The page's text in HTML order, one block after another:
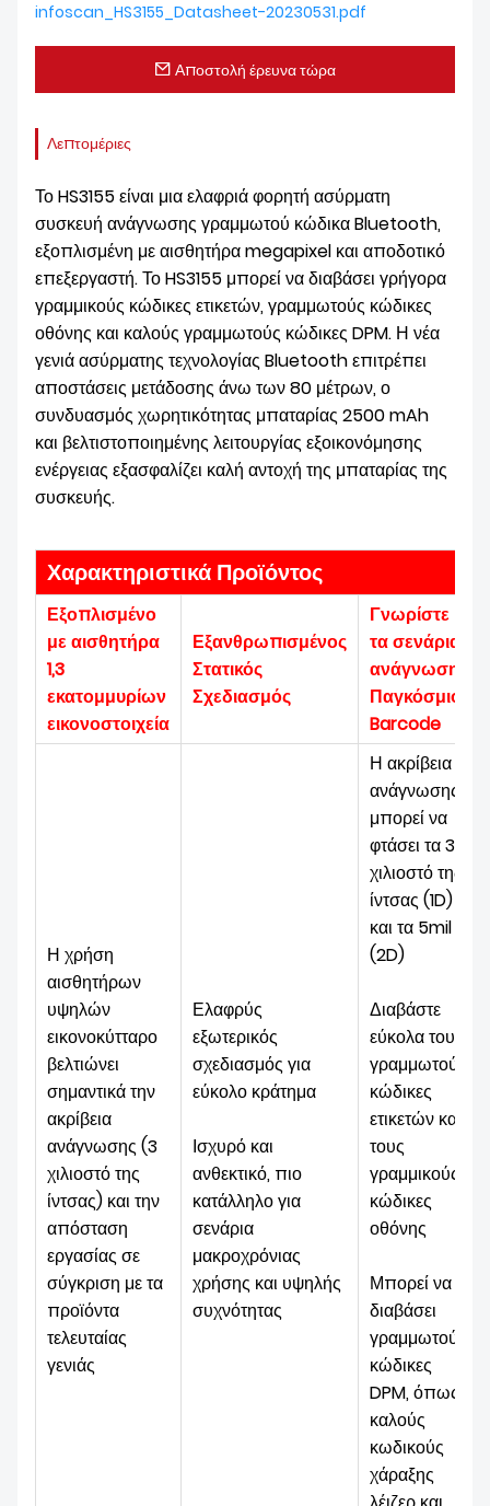
infoscan_HS3155_Datasheet-20230531.pdf
Αποστολή έρευνα τώρα
Λεπτομέριες
Το HS3155 είναι μια ελαφριά φορητή ασύρματη
συσκευή ανάγνωσης γραμμωτού κώδικα Bluetooth,
εξοπλισμένη με αισθητήρα megapixel και αποδοτικό
επεξεργαστή. Το HS3155 μπορεί να διαβάσει γρήγορα
γραμμικούς κώδικες ετικετών, γραμμωτούς κώδικες
οθόνης και καλούς γραμμωτούς κώδικες DPM. Η νέα
γενιά ασύρματης τεχνολογίας Bluetooth επιτρέπει
αποστάσεις μετάδοσης άνω των 80 μέτρων, ο
συνδυασμός χωρητικότητας μπαταρίας 2500 mAh
και βελτιστοποιημένης λειτουργίας εξοικονόμησης
ενέργειας εξασφαλίζει καλή αντοχή της μπαταρίας της
συσκευής.
Χαρακτηριστικά Προϊόντος
Εξοπλισμένο
με αισθητήρα
1,3
εκατομμυρίων
εικονοστοιχεία
Εξανθρωπισμένος
Στατικός
Σχεδιασμός
Γνωρίστε
τα σενάρια
ανάγνωσης
Παγκόσμιος
Barcode
Η χρήση
αισθητήρων
υψηλών
εικονοκύτταρο
βελτιώνει
σημαντικά την
ακρίβεια
ανάγνωσης (3
χιλιοστό της
ίντσας) και την
απόσταση
εργασίας σε
σύγκριση με τα
προϊόντα
τελευταίας
γενιάς
Ελαφρύς
εξωτερικός
σχεδιασμός για
εύκολο κράτημα
Ισχυρό και
ανθεκτικό, πιο
κατάλληλο για
σενάρια
μακροχρόνιας
χρήσης και υψηλής
συχνότητας
Η ακρίβεια
ανάγνωσης
μπορεί να
φτάσει τα 3
χιλιοστό της
ίντσας (1D)
και τα 5mil
(2D)
Διαβάστε
εύκολα τους
γραμμωτούς
κώδικες
ετικετών και
τους
γραμμικούς
κώδικες
οθόνης
Μπορεί να
διαβάσει
γραμμωτούς
κώδικες
DPM, όπως
καλούς
κωδικούς
χάραξης